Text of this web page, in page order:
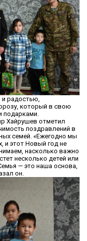
и радостью,
который в свою
подарками.
Хайрушев отметил
поздравлений в
семей. «Ежегодно мы
и этот Новый год не
насколько важно
несколько детей или
— это наша основа,
он.